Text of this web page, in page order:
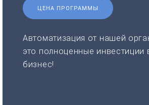
ЦЕНА ПРОГРАММЫ
Автоматизация от нашей
это полноценные инвестиции
бизнес!